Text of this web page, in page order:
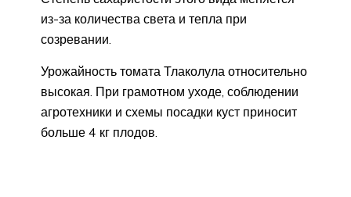
из-за количества света и тепла при
созревании.
Урожайность томата Тлаколула относительно
высокая. При грамотном уходе, соблюдении
агротехники и схемы посадки куст приносит
больше 4 кг плодов.